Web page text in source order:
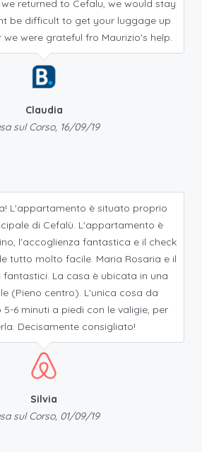
returned to Cefalu, we would stay
be difficult to get your luggage up
were grateful fro Maurizio's help.
Claudia
sul Corso, 16/09/19
L'appartamento è situato proprio
di Cefalù. L'appartamento è
l'accoglienza fantastica e il check
tutto molto facile. Maria Rosaria e il
La casa è ubicata in una
(Pieno centro). L'unica cosa da
6 minuti a piedi con le valigie, per
Decisamente consigliato!
Silvia
sul Corso, 01/09/19